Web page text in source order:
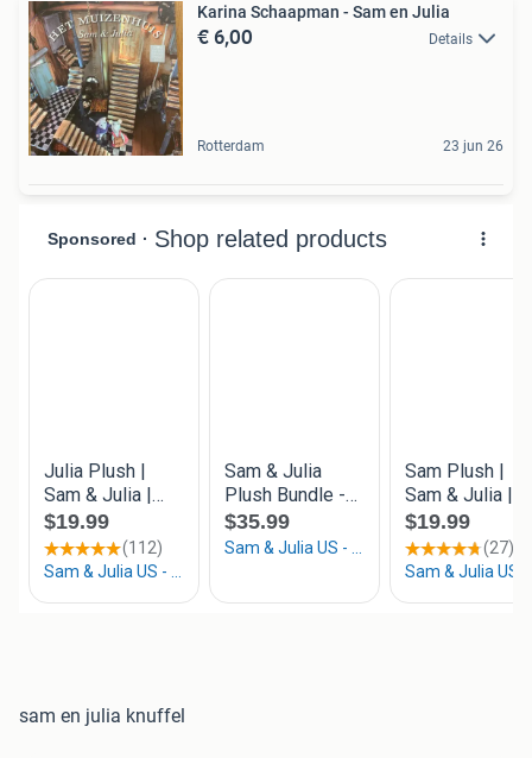
Karina Schaapman - Sam en Julia
€ 6,00 Details
Rotterdam 23 jun 26
sam en julia knuffel